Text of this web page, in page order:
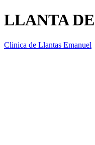
LLANTA
Clinica de Llantas Emanuel